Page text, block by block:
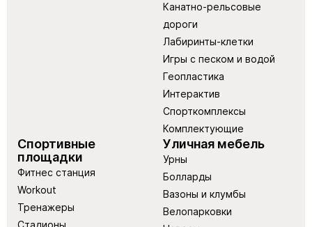
Канатно-рельсовые
дороги
Лабиринты-клетки
Игры с песком и водой
Геопластика
Интерактив
Спорткомплексы
Комплектующие
Спортивные
площадки
Фитнес станция
Workout
Тренажеры
Уличная мебель
Урны
Болларды
Вазоны и клумбы
Велопарковки